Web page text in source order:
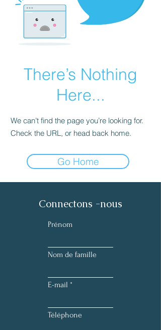
There’s Nothing
Here...
We can’t find the page you’re looking for.
Check the URL, or head back home.
Go Home
Connectons -nous
Prénom
Nom de famille
E-mail
Téléphone